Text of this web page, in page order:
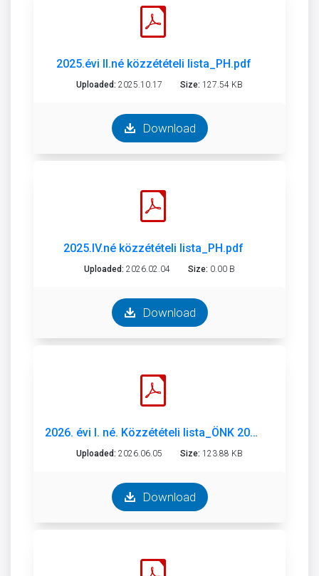
2025.évi II.né közzétételi lista_PH.pdf
Uploaded: 2025.10.17 Size: 127.54 KB
Download
2025.IV.né közzétételi lista_PH.pdf
Uploaded: 2026.02.04 Size: 0.00 B
Download
2026. évi I. né. Közzétételi lista_ÖNK 2026. I.né_.pdf
Uploaded: 2026.06.05 Size: 123.88 KB
Download